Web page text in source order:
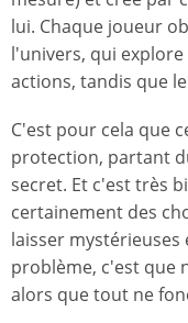
lui. Chaque joueur
l'univers, qui
actions, tandis que
C'est pour cela que
protection, partant
secret. Et c'est très
certainement des
laisser
problème, c'est que
alors que tout ne